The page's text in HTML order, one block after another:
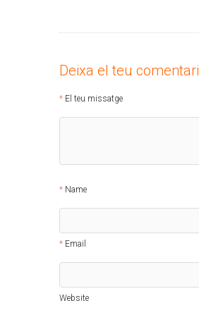
Deixa el teu comentari
El teu missatge
Name
Email
Website